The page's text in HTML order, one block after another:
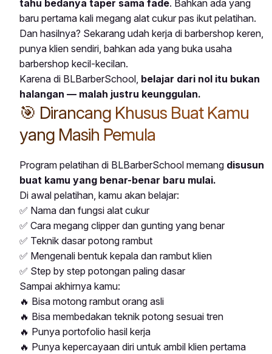
tahu bedanya taper sama fade. Bahkan ada yang
baru pertama kali megang alat cukur pas ikut pelatihan.
Dan hasilnya? Sekarang udah kerja di barbershop keren,
punya klien sendiri, bahkan ada yang buka usaha
barbershop kecil-kecilan.
Karena di BLBarberSchool, belajar dari nol itu bukan
halangan — malah justru keunggulan.
🎯 Dirancang Khusus Buat Kamu
yang Masih Pemula
Program pelatihan di BLBarberSchool memang disusun
buat kamu yang benar-benar baru mulai.
Di awal pelatihan, kamu akan belajar:
✅ Nama dan fungsi alat cukur
✅ Cara megang clipper dan gunting yang benar
✅ Teknik dasar potong rambut
✅ Mengenali bentuk kepala dan rambut klien
✅ Step by step potongan paling dasar
Sampai akhirnya kamu:
🔥 Bisa motong rambut orang asli
🔥 Bisa membedakan teknik potong sesuai tren
🔥 Punya portofolio hasil kerja
🔥 Punya kepercayaan diri untuk ambil klien pertama